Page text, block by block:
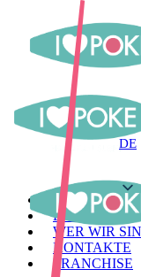
DE
MENÜ
LAGER
WER WIR
KONTAKTE
FRANCHISE